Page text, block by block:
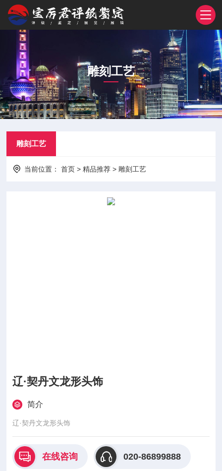
雕刻工艺
雕刻工艺
当前位置：首页 >精品推荐 > 雕刻工艺
辽·契丹文龙形头饰
简介
辽·契丹文龙形头饰
在线咨询 020-86899888